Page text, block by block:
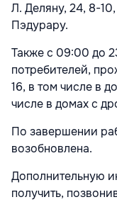
Л. Деляну, 24, 8-
Пэдурару.
Также с 09:00 до
потребителей,
16, в том числе в
числе в домах с
По завершении
возобновлена.
Дополнительную
получить,